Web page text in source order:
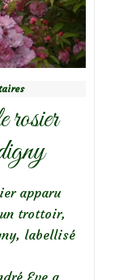
rosier
apparu
trottoir,
labellisé